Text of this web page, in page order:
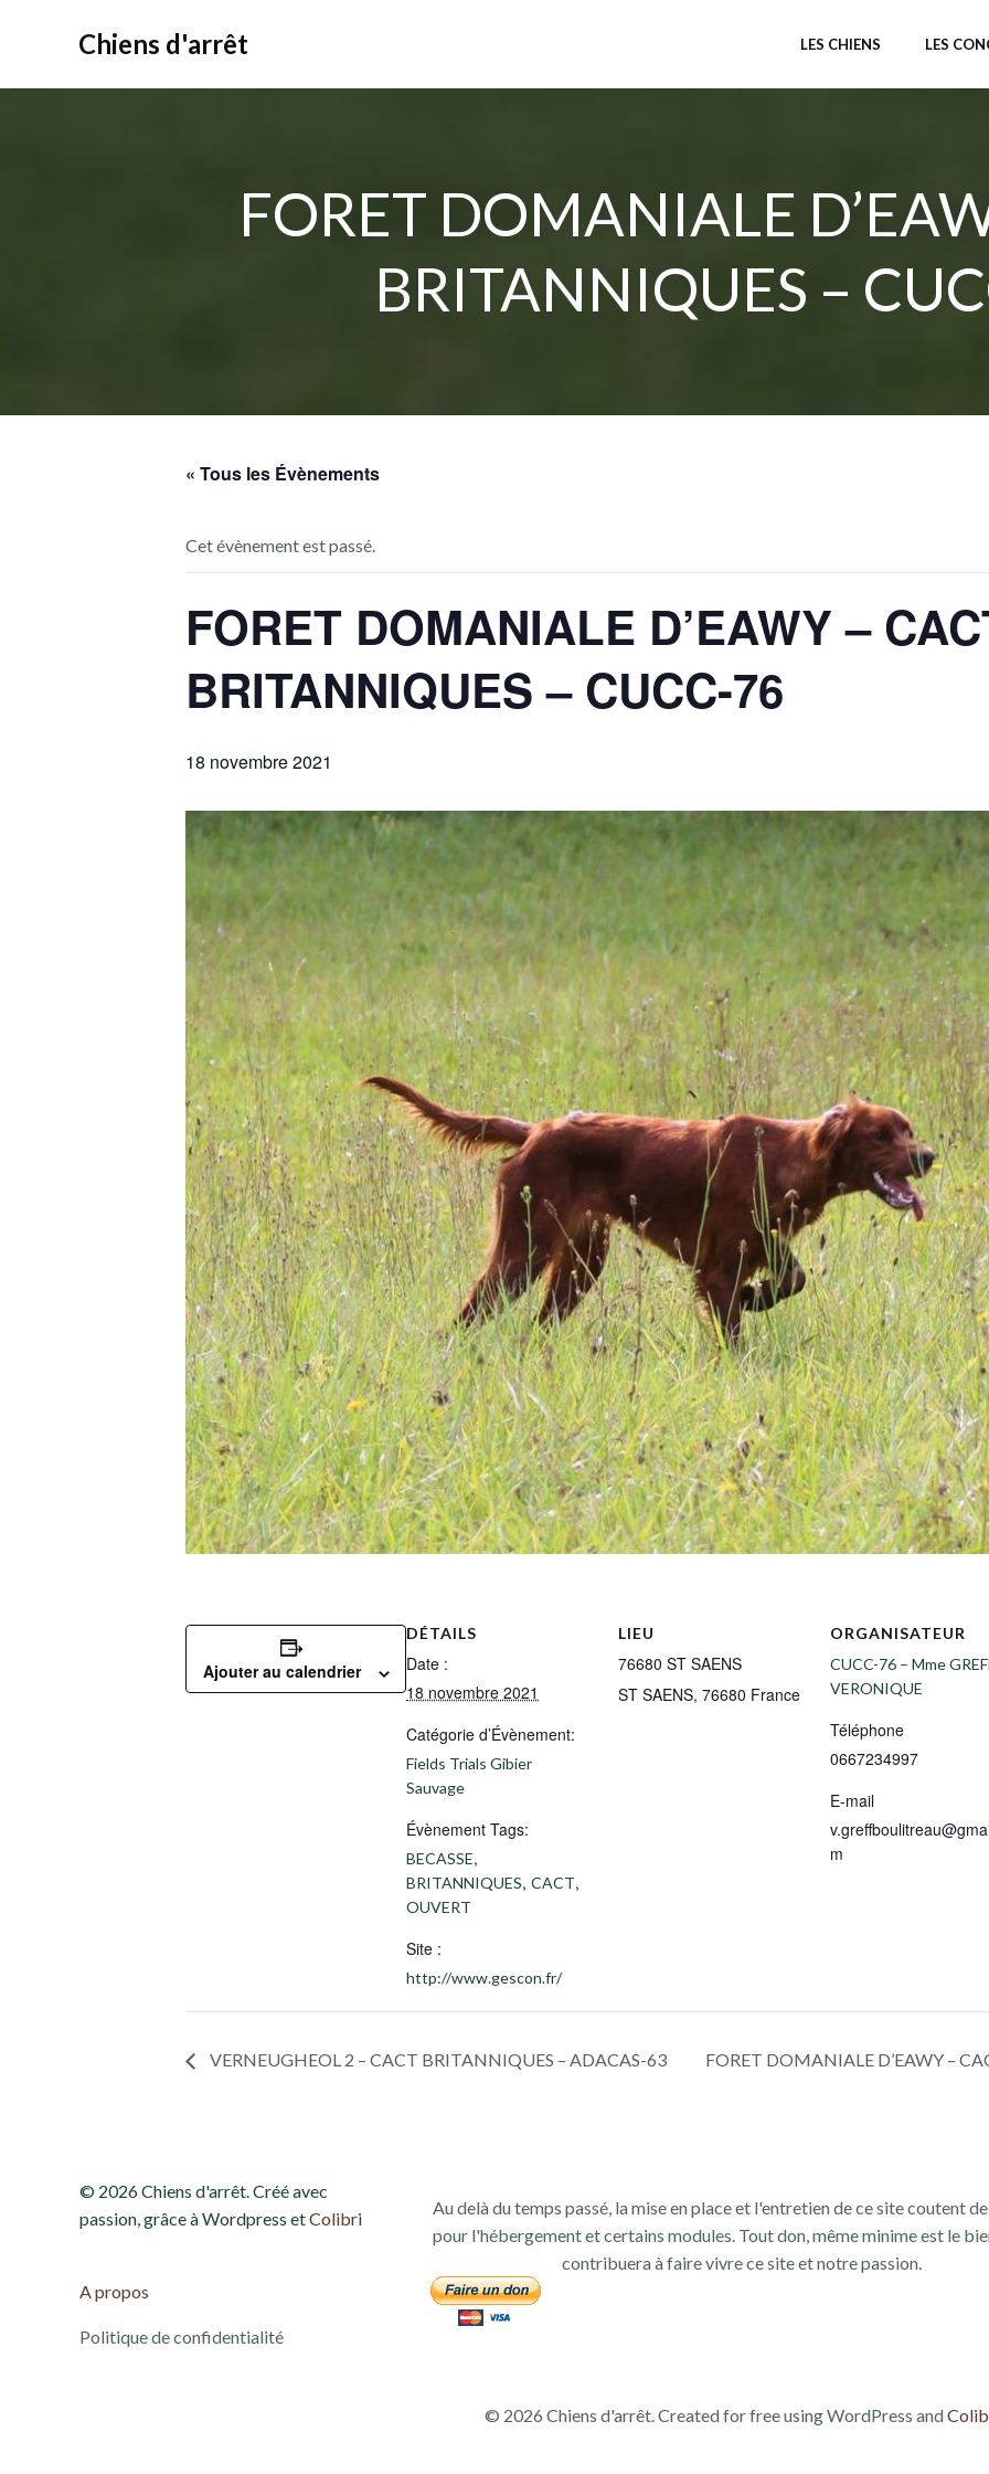
Chiens d'arrêt LES CHIENS LES
FORET DOMANIALE
BRITANNIQUES –
« Tous les Évènements
Cet évènement est passé.
FORET DOMANIALE D’EAWY –
BRITANNIQUES – CUCC-76
18 novembre 2021
Ajouter au calendrier
DÉTAILS
Date :
18 novembre 2021
Catégorie d’Évènement:
Fields Trials Gibier
Sauvage
Évènement Tags:
BECASSE,
BRITANNIQUES, CACT,
OUVERT
Site :
http://www.gescon.fr/
LIEU
76680 ST SAENS
ST SAENS, 76680 France
ORGANISATEUR
CUCC-76 – Mme
VERONIQUE
Téléphone
0667234997
E-mail
m
VERNEUGHEOL 2 – CACT BRITANNIQUES – ADACAS-63 FORET DOMANIALE D’EAWY –
© 2026 Chiens d'arrêt. Créé avec
passion, grâce à Wordpress etColibri
A propos
Politique de confidentialité
Au delà du temps passé, la mise en place et l'entretien de ce site coutent
pour l'hébergement et certains modules. Tout don, même minime est le
contribuera à faire vivre ce site et notre passion.
© 2026 Chiens d'arrêt. Created for free using WordPress and